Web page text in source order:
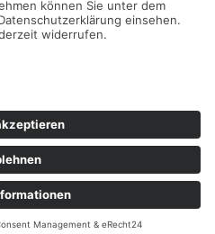
Ring DEVK
Generali
SDK
Downloads